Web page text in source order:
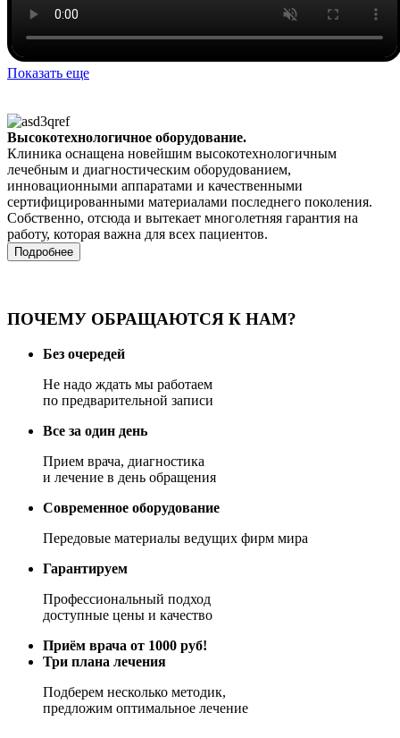
Показать еще
Высокотехнологичное оборудование.
Клиника оснащена новейшим высокотехнологичным
лечебным и диагностическим оборудованием,
инновационными аппаратами и качественными
сертифицированными материалами последнего поколения.
Собственно, отсюда и вытекает многолетняя гарантия на
работу, которая важна для всех пациентов.
Подробнее
ПОЧЕМУ ОБРАЩАЮТСЯ К НАМ?
Без очередей
Не надо ждать мы работаем
по предварительной записи
Все за один день
Прием врача, диагностика
и лечение в день обращения
Современное оборудование
Передовые материалы ведущих фирм мира
Гарантируем
Профессиональный подход
доступные цены и качество
Приём врача от 1000 руб!
Три плана лечения
Подберем несколько методик,
предложим оптимальное лечение